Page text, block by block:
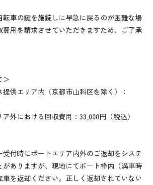
転車の鍵を施錠しに早急に戻るのが困難な場
用を請求させていただきますため、ご了承
＞
提供エリア内（京都市山科区を除く）：
ア外における回収費用：33,000円（税込）
付時にポートエリア内外のご返却をシステ
がありますが、現地にてポート枠内（満車時
車を返却ください。正しく返却されていない